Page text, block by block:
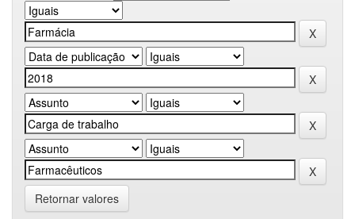
Retornar valores